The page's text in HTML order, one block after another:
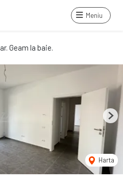
Meniu
Geam la baie.
Harta
Next